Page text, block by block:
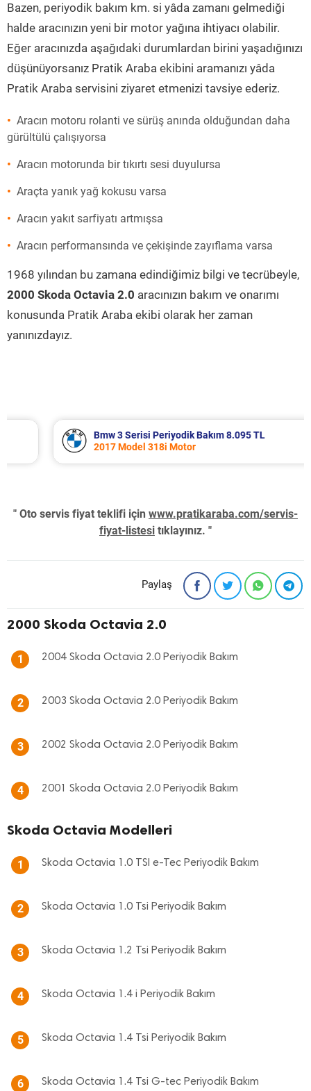
Bazen, periyodik bakım km. si yâda zamanı gelmediği
halde aracınızın yeni bir motor yağına ihtiyacı olabilir.
Eğer aracınızda aşağıdaki durumlardan birini yaşadığınızı
düşünüyorsanız Pratik Araba ekibini aramanızı yâda
Pratik Araba servisini ziyaret etmenizi tavsiye ederiz.
Aracın motoru rolanti ve sürüş anında olduğundan daha
gürültülü çalışıyorsa
Aracın motorunda bir tıkırtı sesi duyulursa
Araçta yanık yağ kokusu varsa
Aracın yakıt sarfiyatı artmışsa
Aracın performansında ve çekişinde zayıflama varsa
1968 yılından bu zamana edindiğimiz bilgi ve tecrübeyle,
2000 Skoda Octavia 2.0 aracınızın bakım ve onarımı
konusunda Pratik Araba ekibi olarak her zaman
yanınızdayız.
Bmw 3 Serisi Periyodik Bakım 8.095 TL
2017 Model 318i Motor
" Oto servis fiyat teklifi için www.pratikaraba.com/servis-
fiyat-listesi tıklayınız. "
Paylaş
2000 Skoda Octavia 2.0
1 2004 Skoda Octavia 2.0 Periyodik Bakım
2 2003 Skoda Octavia 2.0 Periyodik Bakım
3 2002 Skoda Octavia 2.0 Periyodik Bakım
4 2001 Skoda Octavia 2.0 Periyodik Bakım
Skoda Octavia Modelleri
1 Skoda Octavia 1.0 TSI e-Tec Periyodik Bakım
2 Skoda Octavia 1.0 Tsi Periyodik Bakım
3 Skoda Octavia 1.2 Tsi Periyodik Bakım
4 Skoda Octavia 1.4 i Periyodik Bakım
5 Skoda Octavia 1.4 Tsi Periyodik Bakım
6 Skoda Octavia 1.4 Tsi G-tec Periyodik Bakım